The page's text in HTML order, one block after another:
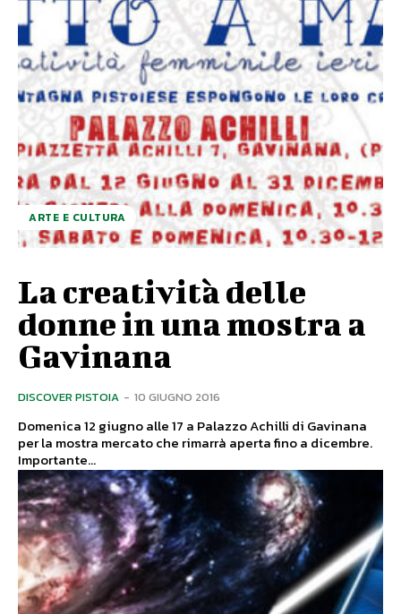
ARTE E CULTURA
La creatività delle
donne in una mostra a
Gavinana
DISCOVER PISTOIA - 10 GIUGNO 2016
Domenica 12 giugno alle 17 a Palazzo Achilli di Gavinana
per la mostra mercato che rimarrà aperta fino a dicembre.
Importante...